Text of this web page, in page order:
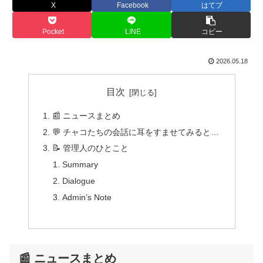
X Facebook はてブ
Pocket LINE コピー
2026.05.18
目次
📰 ニュースまとめ
💬 チャコたちの会話に耳をすませてみると…
📝 管理人のひとこと
Summary
Dialogue
Admin’s Note
📰 ニュースまとめ